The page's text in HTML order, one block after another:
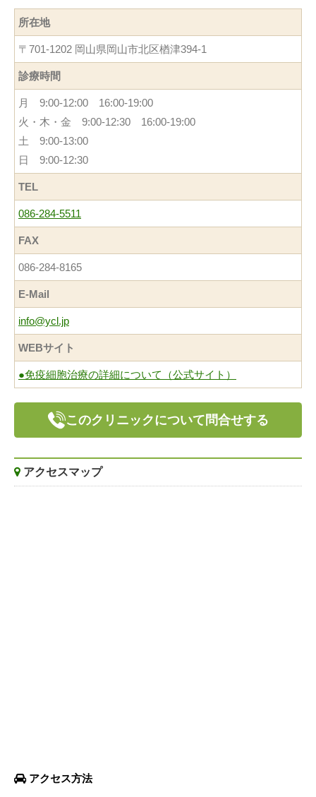
所在地
〒701-1202 岡山県岡山市北区楢津394-1
診療時間
月 9:00-12:00 16:00-19:00
火・木・金 9:00-12:30 16:00-19:00
土 9:00-13:00
日 9:00-12:30
TEL
086-284-5511
FAX
086-284-8165
E-Mail
info@ycl.jp
WEBサイト
●免疫細胞治療の詳細について（公式サイト）
このクリニックについて問合せする
アクセスマップ
アクセス方法